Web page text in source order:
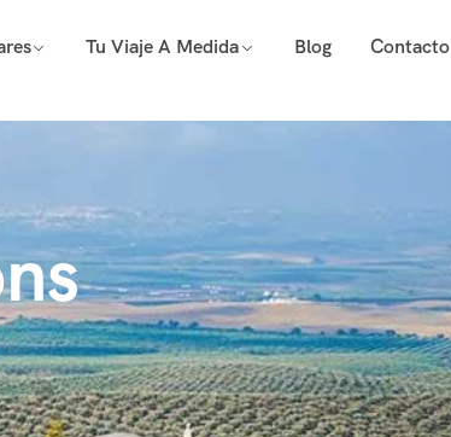
Tu Viaje A Medida Blog Contacto